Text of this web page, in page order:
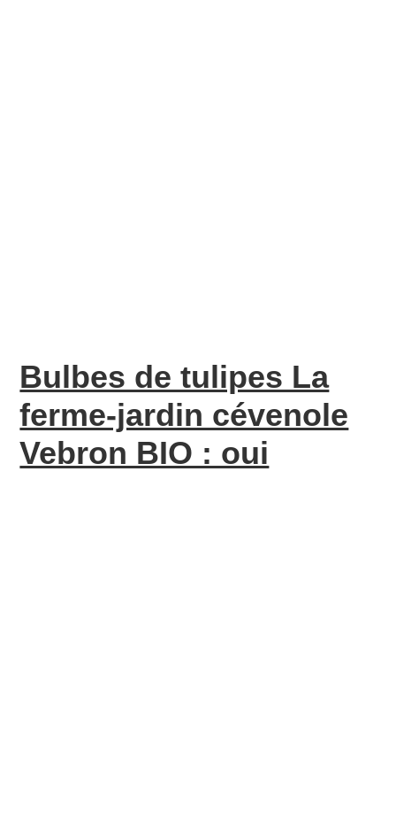
Bulbes de tulipes La
ferme-jardin cévenole
Vebron BIO : oui